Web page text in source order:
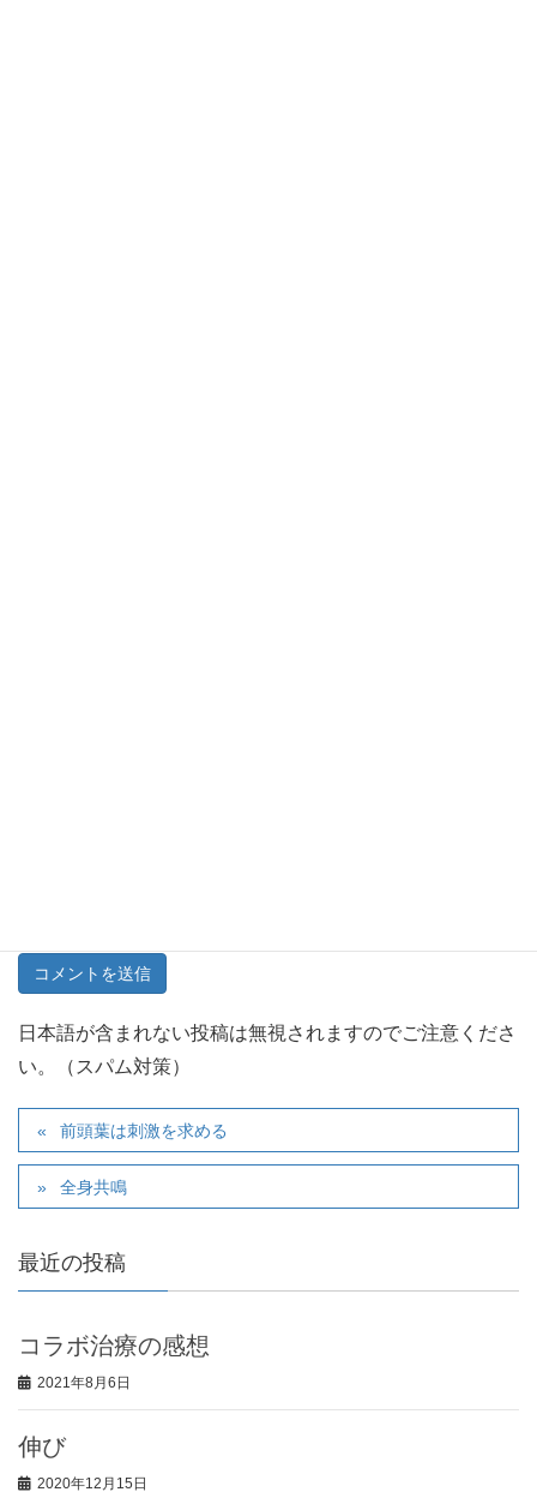
日本語が含まれない投稿は無視されますのでご注意くださ
い。（スパム対策）
前頭葉は刺激を求める
全身共鳴
最近の投稿
コラボ治療の感想
2021年8月6日
伸び
2020年12月15日